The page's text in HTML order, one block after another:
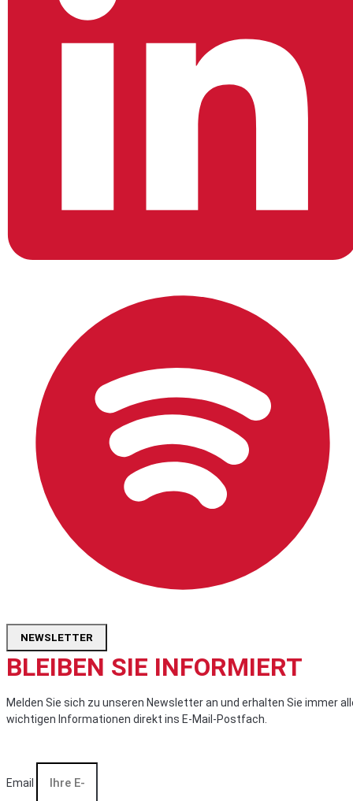
NEWSLETTER
BLEIBEN SIE INFORMIERT
Melden Sie sich zu unseren Newsletter an und erhalten Sie immer
wichtigen Informationen direkt ins E-Mail-Postfach.
Email